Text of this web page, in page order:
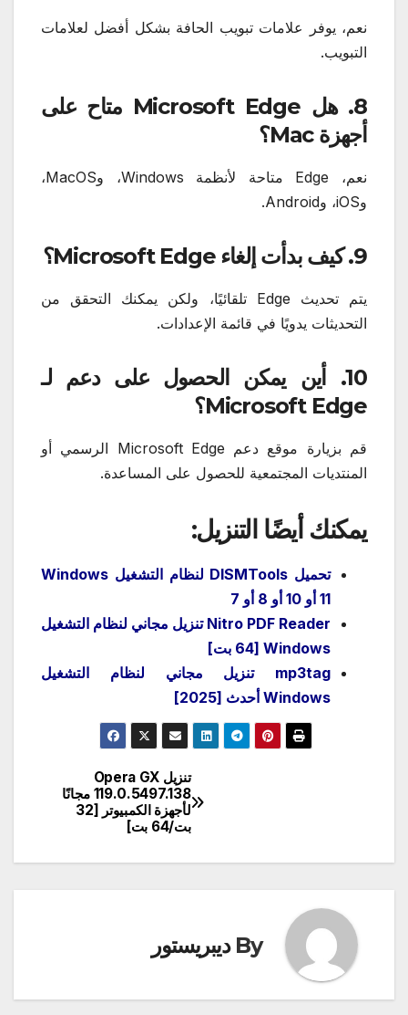
نعم، يوفر علامات تبويب الحافة بشكل أفضل لعلامات
التبويب.
8. هل Microsoft Edge متاح على
أجهزة Mac؟
نعم، Edge متاحة لأنظمة Windows، وMacOS،
وiOS، وAndroid.
9. كيف بدأت إلغاء Microsoft Edge؟
يتم تحديث Edge تلقائيًا، ولكن يمكنك التحقق من
التحديثات يدويًا في قائمة الإعدادات.
10. أين يمكن الحصول على دعم لـ
Microsoft Edge؟
قم بزيارة موقع دعم Microsoft Edge الرسمي أو
المنتديات المجتمعية للحصول على المساعدة.
يمكنك أيضًا التنزيل:
تحميل DISMTools لنظام التشغيل Windows
11 أو 10 أو 8 أو 7
Nitro PDF Reader تنزيل مجاني لنظام التشغيل
Windows [64 بت]
mp3tag تنزيل مجاني لنظام التشغيل
Windows أحدث [2025]
تنزيل Opera GX
119.0.5497.138 مجانًا
لأجهزة الكمبيوتر [32
بت/64 بت]
By ديبريستور